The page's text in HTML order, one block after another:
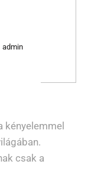
admin
kényelemmel
csak a